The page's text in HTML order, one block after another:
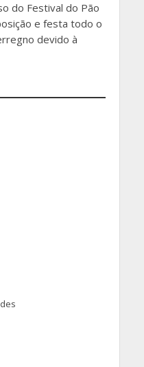
do Festival do Pão
e festa todo o
devido à